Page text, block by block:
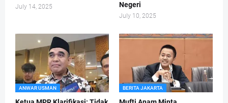
July 14, 2025
Negeri
July 10, 2025
ANWAR USMAN BERITA JAKARTA